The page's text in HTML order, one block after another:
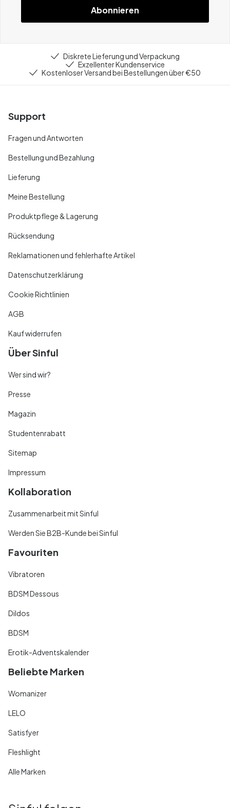
Abonnieren
Diskrete Lieferung und Verpackung
Exzellenter Kundenservice
Kostenloser Versand bei Bestellungen über €50
Support
Fragen und Antworten
Bestellung und Bezahlung
Lieferung
Meine Bestellung
Produktpflege & Lagerung
Rücksendung
Reklamationen und fehlerhafte Artikel
Datenschutzerklärung
Cookie Richtlinien
AGB
Kauf widerrufen
Über Sinful
Wer sind wir?
Presse
Magazin
Studentenrabatt
Sitemap
Impressum
Kollaboration
Zusammenarbeit mit Sinful
Werden Sie B2B-Kunde bei Sinful
Favouriten
Vibratoren
BDSM Dessous
Dildos
BDSM
Erotik-Adventskalender
Beliebte Marken
Womanizer
LELO
Satisfyer
Fleshlight
Alle Marken